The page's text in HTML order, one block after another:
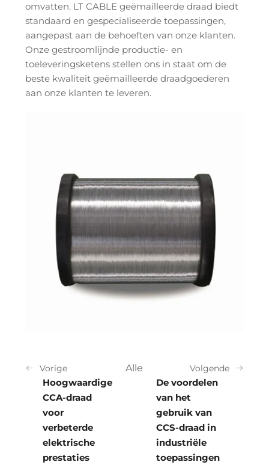
omvatten. LT CABLE geëmailleerde draad biedt
standaard en gespecialiseerde toepassingen,
aangepast aan de behoeften van onze klanten.
Onze gestroomlijnde productie- en
toeleveringsketens stellen ons in staat om de
beste kwaliteit geëmailleerde draadgoederen
aan onze klanten te leveren.
Vorige
Hoogwaardige
CCA-draad
voor
verbeterde
elektrische
prestaties
Alle Volgende
De voordelen
van het
gebruik van
CCS-draad in
industriële
toepassingen